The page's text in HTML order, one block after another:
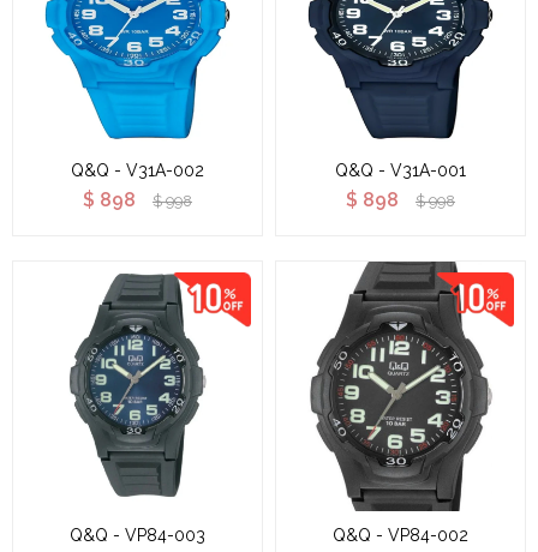
Q&Q - V31A-002
$ 898 $ 998
Q&Q - V31A-001
$ 898 $ 998
Q&Q - VP84-003 Q&Q - VP84-002